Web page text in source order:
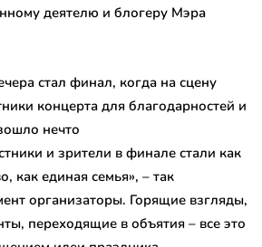
деятелю и блогеру Мэра
стал финал, когда на сцену
концерта для благодарностей и
нечто
и зрители в финале стали как
как единая семья», – так
организаторы. Горящие взгляды,
переходящие в объятия – все это